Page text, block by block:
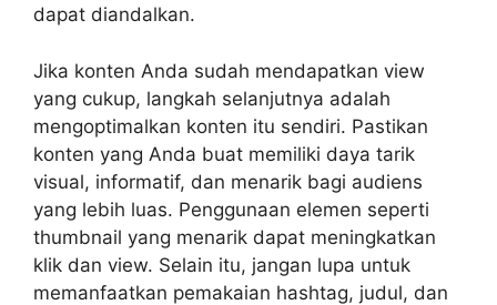
dapat diandalkan.
Jika konten Anda sudah mendapatkan view
yang cukup, langkah selanjutnya adalah
mengoptimalkan konten itu sendiri. Pastikan
konten yang Anda buat memiliki daya tarik
visual, informatif, dan menarik bagi audiens
yang lebih luas. Penggunaan elemen seperti
thumbnail yang menarik dapat meningkatkan
klik dan view. Selain itu, jangan lupa untuk
memanfaatkan pemakaian hashtag, judul, dan